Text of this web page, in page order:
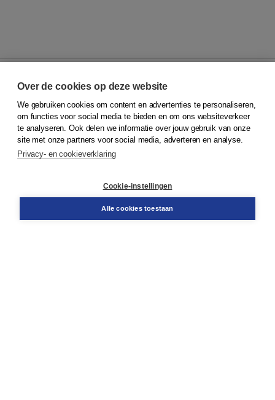
© 2026Koninklijke Boom uitgevers
Klantenservice
Service & informatie
Contact
Over de cookies op deze website
We gebruiken cookies om content en advertenties te personaliseren,
om functies voor social media te bieden en om ons websiteverkeer
te analyseren. Ook delen we informatie over jouw gebruik van onze
site met onze partners voor social media, adverteren en analyse.
Privacy- en cookieverklaring
Cookie-instellingen
Alle cookies toestaan